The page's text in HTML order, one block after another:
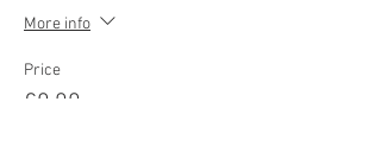
More info
Price
€0.00